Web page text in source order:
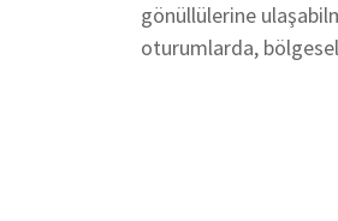
gönüllülerine
oturumlarda,